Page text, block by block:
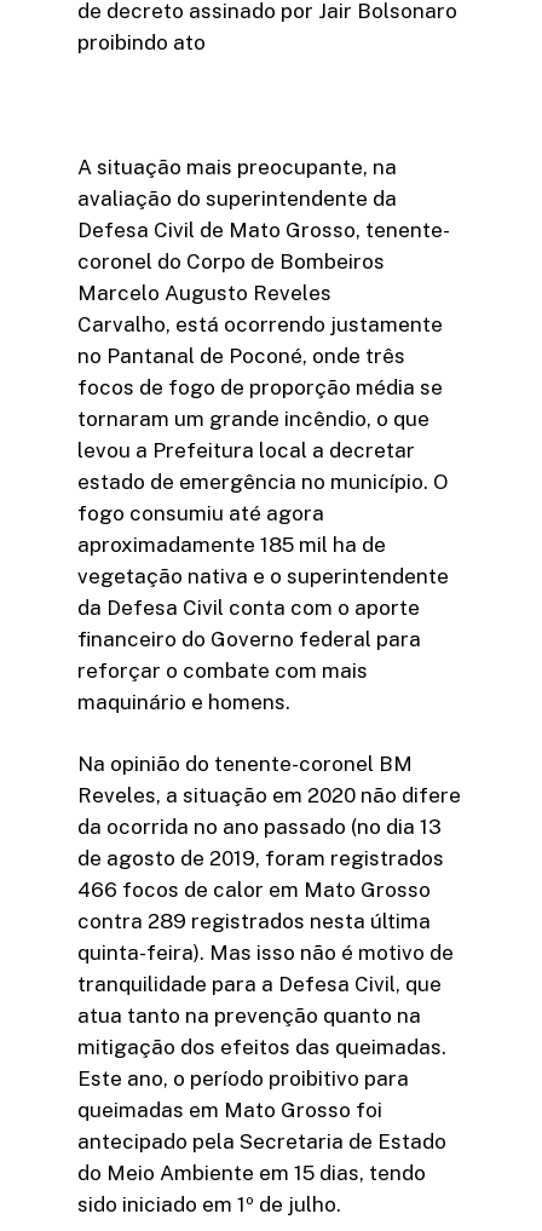
de decreto assinado por Jair Bolsonaro
proibindo ato
A situação mais preocupante, na
avaliação do superintendente da
Defesa Civil de Mato Grosso, tenente-
coronel do Corpo de Bombeiros
Marcelo Augusto Reveles
Carvalho, está ocorrendo justamente
no Pantanal de Poconé, onde três
focos de fogo de proporção média se
tornaram um grande incêndio, o que
levou a Prefeitura local a decretar
estado de emergência no município. O
fogo consumiu até agora
aproximadamente 185 mil ha de
vegetação nativa e o superintendente
da Defesa Civil conta com o aporte
financeiro do Governo federal para
reforçar o combate com mais
maquinário e homens.
Na opinião do tenente-coronel BM
Reveles, a situação em 2020 não difere
da ocorrida no ano passado (no dia 13
de agosto de 2019, foram registrados
466 focos de calor em Mato Grosso
contra 289 registrados nesta última
quinta-feira). Mas isso não é motivo de
tranquilidade para a Defesa Civil, que
atua tanto na prevenção quanto na
mitigação dos efeitos das queimadas.
Este ano, o período proibitivo para
queimadas em Mato Grosso foi
antecipado pela Secretaria de Estado
do Meio Ambiente em 15 dias, tendo
sido iniciado em 1º de julho.